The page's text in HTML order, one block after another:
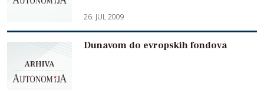
26. JUL 2009
Dunavom do evropskih fondova